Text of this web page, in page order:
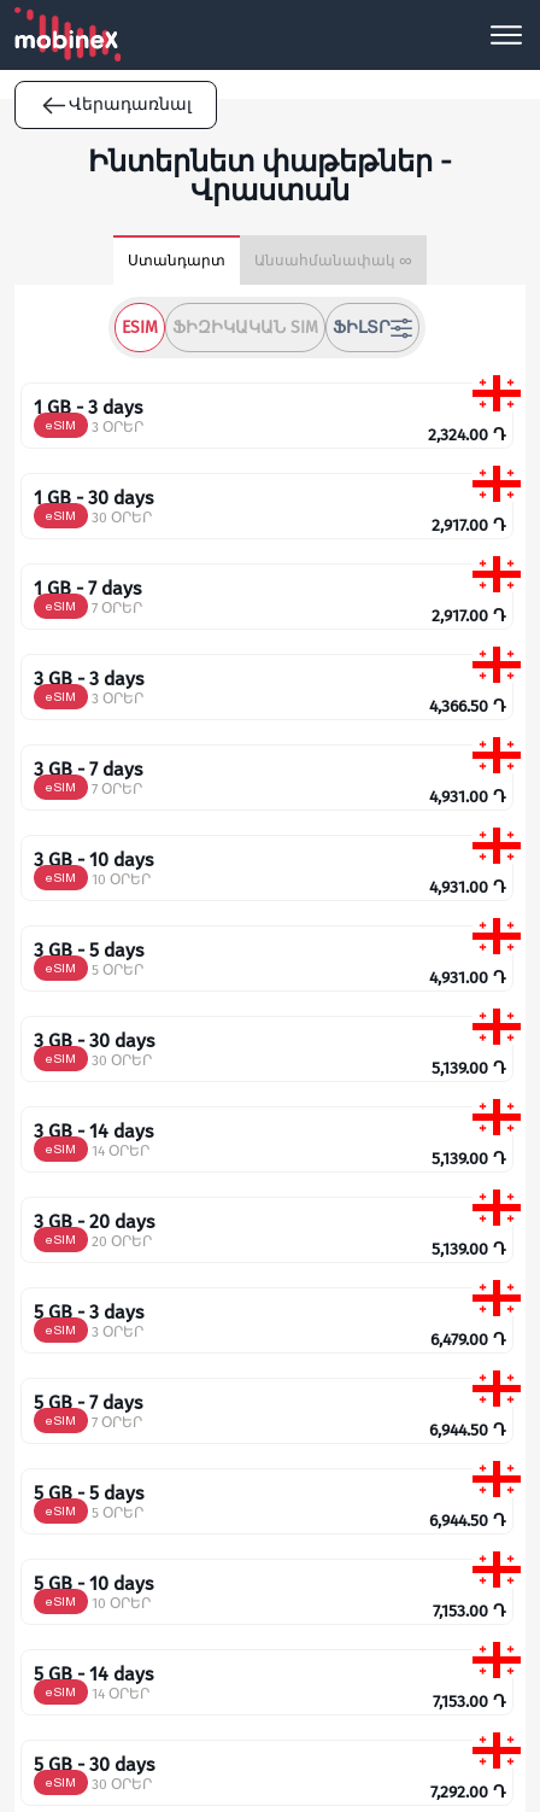
Վերադառնալ
Ինտերնետ փաթեթներ -
Վրաստան
Ստանդարտ Անսահմանափակ ∞
ESIM ՖԻԶԻԿԱԿԱՆ SIM ՖԻԼՏՐ
1 GB - 3 days
eSIM 3 ՕՐԵՐ 2,324.00 Դ
1 GB - 30 days
eSIM 30 ՕՐԵՐ 2,917.00 Դ
1 GB - 7 days
eSIM 7 ՕՐԵՐ 2,917.00 Դ
3 GB - 3 days
eSIM 3 ՕՐԵՐ 4,366.50 Դ
3 GB - 7 days
eSIM 7 ՕՐԵՐ 4,931.00 Դ
3 GB - 10 days
eSIM 10 ՕՐԵՐ 4,931.00 Դ
3 GB - 5 days
eSIM 5 ՕՐԵՐ 4,931.00 Դ
3 GB - 30 days
eSIM 30 ՕՐԵՐ 5,139.00 Դ
3 GB - 14 days
eSIM 14 ՕՐԵՐ 5,139.00 Դ
3 GB - 20 days
eSIM 20 ՕՐԵՐ 5,139.00 Դ
5 GB - 3 days
eSIM 3 ՕՐԵՐ 6,479.00 Դ
5 GB - 7 days
eSIM 7 ՕՐԵՐ 6,944.50 Դ
5 GB - 5 days
eSIM 5 ՕՐԵՐ 6,944.50 Դ
5 GB - 10 days
eSIM 10 ՕՐԵՐ 7,153.00 Դ
5 GB - 14 days
eSIM 14 ՕՐԵՐ 7,153.00 Դ
5 GB - 30 days
eSIM 30 ՕՐԵՐ 7,292.00 Դ